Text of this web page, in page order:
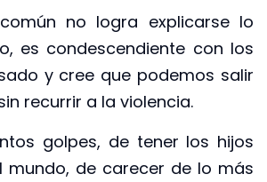
no logra explicarse lo
es condescendiente con los
y cree que podemos salir
recurrir a la violencia.
golpes, de tener los hijos
mundo, de carecer de lo más